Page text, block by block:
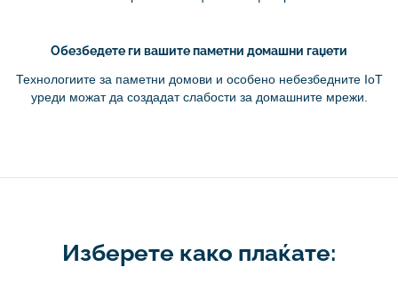
Обезбедете ги вашите паметни домашни гаџети
Технологиите за паметни домови и особено небезбедните IoT
уреди можат да создадат слабости за домашните мрежи.
Изберете како плаќате: